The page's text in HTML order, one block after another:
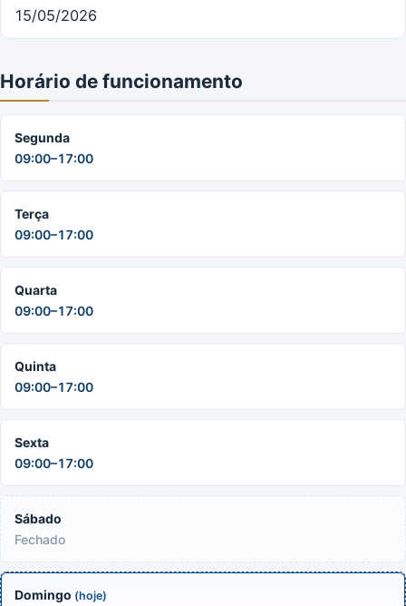
15/05/2026
Horário de funcionamento
Segunda
09:00–17:00
Terça
09:00–17:00
Quarta
09:00–17:00
Quinta
09:00–17:00
Sexta
09:00–17:00
Sábado
Fechado
Domingo (hoje)